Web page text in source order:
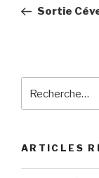
l’article
précédent
Sortie
ARTICLES